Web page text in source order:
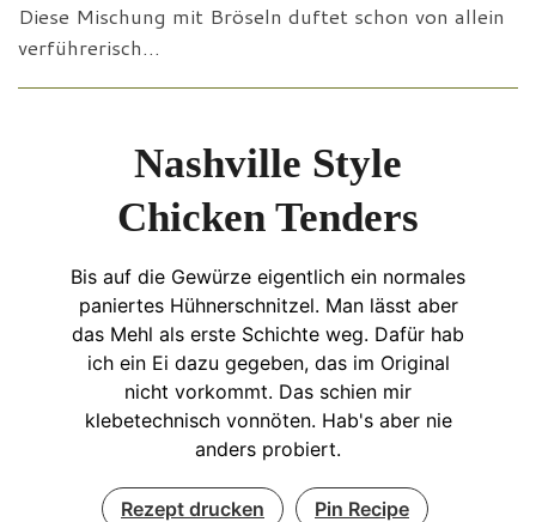
Diese Mischung mit Bröseln duftet schon von allein
verführerisch…
Nashville Style
Chicken Tenders
Bis auf die Gewürze eigentlich ein normales
paniertes Hühnerschnitzel. Man lässt aber
das Mehl als erste Schichte weg. Dafür hab
ich ein Ei dazu gegeben, das im Original
nicht vorkommt. Das schien mir
klebetechnisch vonnöten. Hab's aber nie
anders probiert.
Rezept drucken Pin Recipe